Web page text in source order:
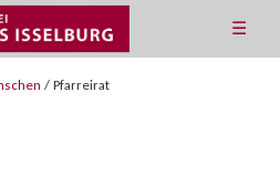
☰
/ Pfarreirat